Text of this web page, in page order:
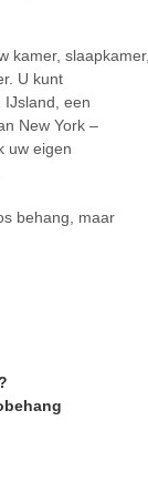
kamer, slaapkamer,
U kunt
een
New York –
uw eigen
behang, maar